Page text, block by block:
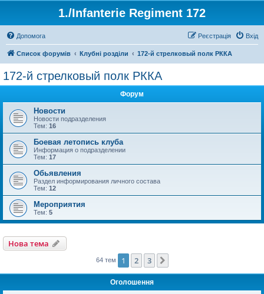
1./Infanterie Regiment 172
Допомога Вхід
Реєстрація
Список форумів Клубні розділи 172-й стрелковый полк РККА
172-й стрелковый полк РККА
Форум
Новости
Новости подразделения
Тем: 16
Боевая летопись клуба
Информация о подразделении
Тем: 17
Обьявления
Раздел информирования личного состава
Тем: 12
Мероприятия
Тем: 5
Нова тема
64 тем 1 2 3
Оголошення